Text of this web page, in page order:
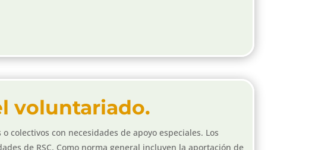
voluntariado.
con necesidades de apoyo especiales. Los
de RSC. Como norma general incluyen la aportación de